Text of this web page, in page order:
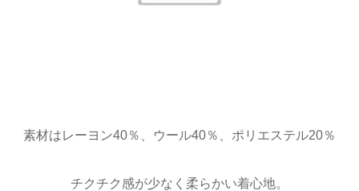
素材はレーヨン40％、ウール40％、ポリエステル20％
チクチク感が少なく柔らかい着心地。